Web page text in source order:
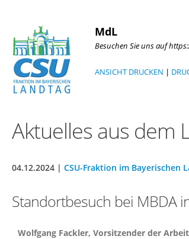
MdL
Besuchen Sie uns auf
ANSICHT DRUCKEN |
Aktuelles aus dem
04.12.2024 | CSU-Fraktion im Bayerischen
Standortbesuch bei MBDA
Wolfgang Fackler, Vorsitzender der